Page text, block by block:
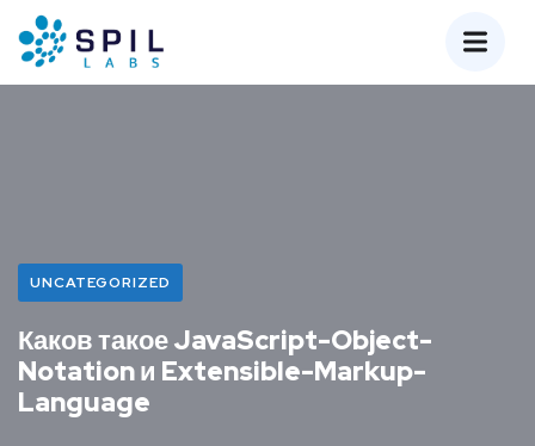
UNCATEGORIZED
Каков такое JavaScript-Object-
Notation и Extensible-Markup-
Language